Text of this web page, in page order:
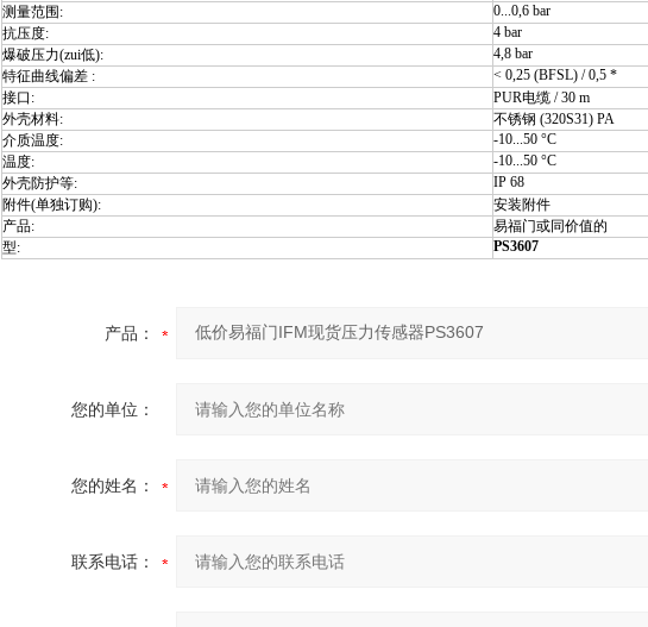
测量范围:
0...0,6 bar
抗压度:
4 bar
爆破压力(zui低):
4,8 bar
特征曲线偏差 :
< 0,25 (BFSL) / 0,5 *
接口:
PUR电缆 / 30 m
外壳材料:
不锈钢 (320S31) PA
介质温度:
-10...50 °C
温度:
-10...50 °C
外壳防护等:
IP 68
附件(单独订购):
安装附件
产品:
易福门或同价值的
型:
PS3607
产品：
您的单位：
您的姓名：
联系电话：